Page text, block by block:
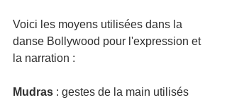
Voici les moyens utilisées dans la
danse Bollywood pour l'expression et
la narration :
Mudras : gestes de la main utilisés